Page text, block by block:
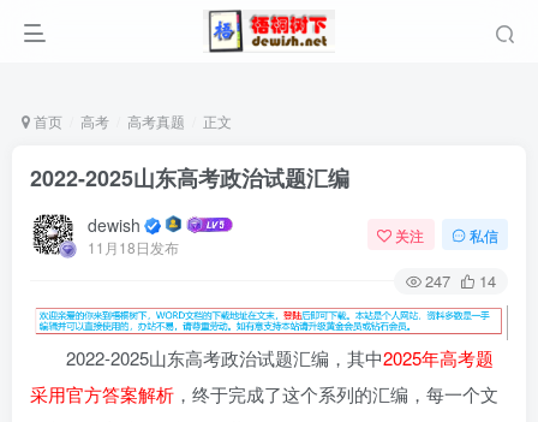
首页 高考 高考真题 正文
2022-2025山东高考政治试题汇编
dewish
11月18日发布
关注 私信
247 14
2022-2025山东高考政治试题汇编，其中2025年高考题
采用官方答案解析 ，终于完成了这个系列的汇编，每一个文